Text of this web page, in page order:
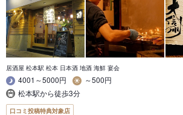
居酒屋 松本駅 松本 日本酒 地酒 海鮮 宴会
4001～5000円
～500円
松本駅から徒歩3分
口コミ投稿特典対象店